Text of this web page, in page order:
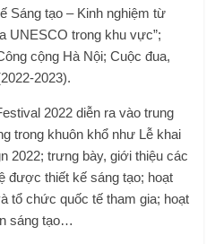
Sáng tạo – Kinh nghiệm từ
UNESCO trong khu vực”;
cộng Hà Nội; Cuộc đua,
2023).
2022 diễn ra vào trung
trong khuôn khổ như Lễ khai
2022; trưng bày, giới thiệu các
được thiết kế sáng tạo; hoạt
tổ chức quốc tế tham gia; hoạt
sáng tạo…